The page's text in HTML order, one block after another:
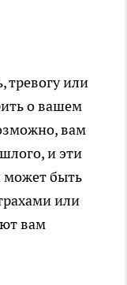
тревогу или
о вашем
вам
и эти
может быть
или
вам